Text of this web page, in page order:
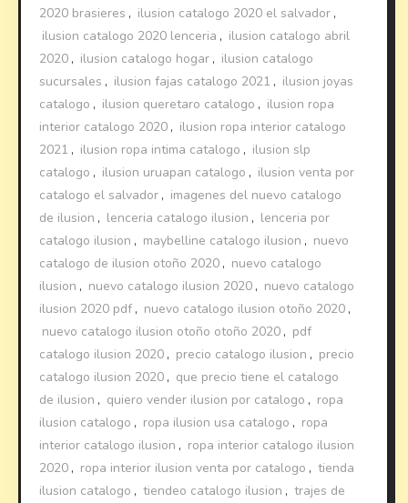
2020 brasieres , ilusion catalogo 2020 el salvador ,
ilusion catalogo 2020 lenceria , ilusion catalogo abril
2020 , ilusion catalogo hogar , ilusion catalogo
sucursales , ilusion fajas catalogo 2021 , ilusion joyas
catalogo , ilusion queretaro catalogo , ilusion ropa
interior catalogo 2020 , ilusion ropa interior catalogo
2021 , ilusion ropa intima catalogo , ilusion slp
catalogo , ilusion uruapan catalogo , ilusion venta por
catalogo el salvador , imagenes del nuevo catalogo
de ilusion , lenceria catalogo ilusion , lenceria por
catalogo ilusion , maybelline catalogo ilusion , nuevo
catalogo de ilusion otoño 2020 , nuevo catalogo
ilusion , nuevo catalogo ilusion 2020 , nuevo catalogo
ilusion 2020 pdf , nuevo catalogo ilusion otoño 2020 ,
nuevo catalogo ilusion otoño otoño 2020 , pdf
catalogo ilusion 2020 , precio catalogo ilusion , precio
catalogo ilusion 2020 , que precio tiene el catalogo
de ilusion , quiero vender ilusion por catalogo , ropa
ilusion catalogo , ropa ilusion usa catalogo , ropa
interior catalogo ilusion , ropa interior catalogo ilusion
2020 , ropa interior ilusion venta por catalogo , tienda
ilusion catalogo , tiendeo catalogo ilusion , trajes de